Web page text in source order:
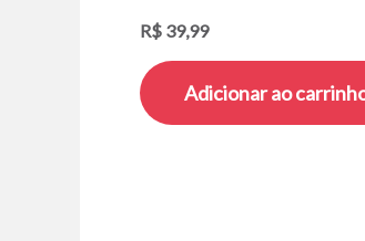
R$ 39,99
Adicionar ao